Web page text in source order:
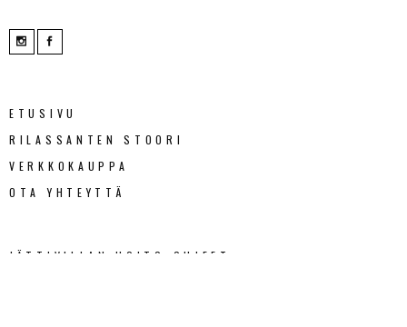
ETUSIVU
RILASSANTEN STOORI
VERKKOKAUPPA
OTA YHTEYTTÄ
JÄTTIVILLAN HOITO-OHJEET